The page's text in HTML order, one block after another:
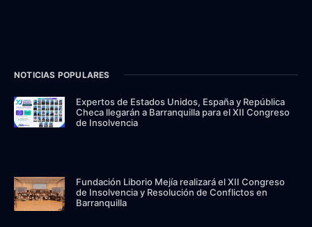
NOTICIAS POPULARES
Expertos de Estados Unidos, España y República
Checa llegarán a Barranquilla para el XII Congreso
de Insolvencia
Fundación Liborio Mejía realizará el XII Congreso
de Insolvencia y Resolución de Conflictos en
Barranquilla